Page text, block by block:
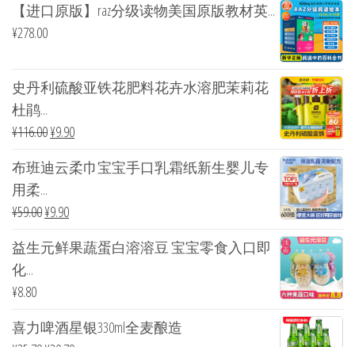
【进口原版】raz分级读物美国原版教材英...
¥278.00
史丹利硫酸亚铁花肥料花卉水溶肥茉莉花
杜鹃...
¥116.00¥9.90
布班迪云柔巾宝宝手口乳霜纸新生婴儿专
用柔...
¥59.00¥9.90
益生元鲜果蔬蛋白溶溶豆 宝宝零食入口即
化...
¥8.80
喜力啤酒星银330ml全麦酿造